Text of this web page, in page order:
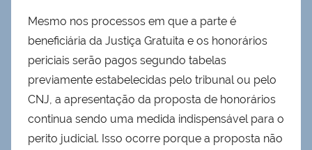
Mesmo nos processos em que a parte é
beneficiária da Justiça Gratuita e os honorários
periciais serão pagos segundo tabelas
previamente estabelecidas pelo tribunal ou pelo
CNJ, a apresentação da proposta de honorários
continua sendo uma medida indispensável para o
perito judicial. Isso ocorre porque a proposta não